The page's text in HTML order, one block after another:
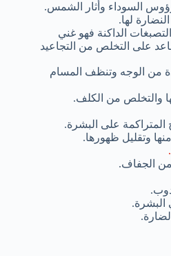
السوداء وأثار الشمس.
لها.
الداكنة فهو غني
على التخلص من التجاعيد
من الوجه وتنظف المسام
والتخلص من الكلف.
على البشرة.
وتقليل ظهورها.
الجفاف.
البشرة.